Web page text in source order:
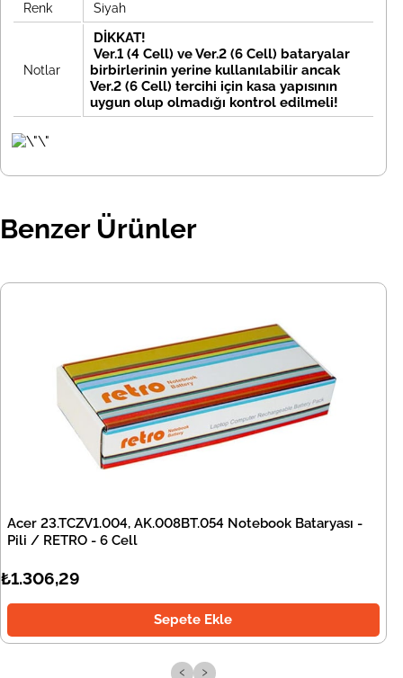
Renk Siyah
Notlar
DİKKAT!
Ver.1 (4 Cell) ve Ver.2 (6 Cell) bataryalar
birbirlerinin yerine kullanılabilir ancak
Ver.2 (6 Cell) tercihi için kasa yapısının
uygun olup olmadığı kontrol edilmeli!
Benzer Ürünler
Acer 23.TCZV1.004, AK.008BT.054 Notebook Bataryası -
Pili / RETRO - 6 Cell
₺1.306,29
Sepete Ekle
‹ ›